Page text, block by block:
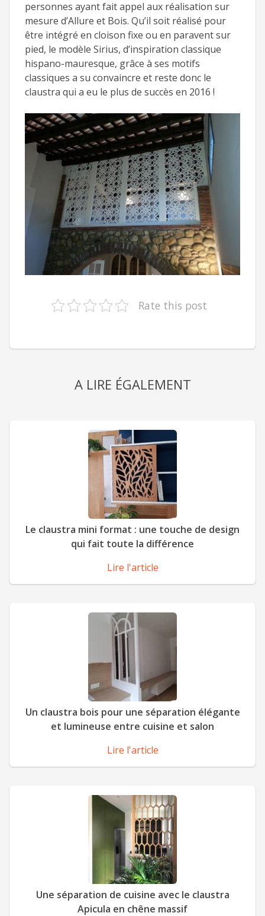
personnes ayant fait appel aux réalisation sur
mesure d’Allure et Bois. Qu’il soit réalisé pour
être intégré en cloison fixe ou en paravent sur
pied, le modèle Sirius, d’inspiration classique
hispano-mauresque, grâce à ses motifs
classiques a su convaincre et reste donc le
claustra qui a eu le plus de succès en 2016 !
Rate this post
A LIRE ÉGALEMENT
Le claustra mini format : une touche de design
qui fait toute la différence
Lire l'article
Un claustra bois pour une séparation élégante
et lumineuse entre cuisine et salon
Lire l'article
Une séparation de cuisine avec le claustra
Apicula en chêne massif